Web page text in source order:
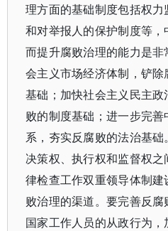
理方面的基础制度包括权
和对举报人的保护制度等
而提升腐败治理的能力是
会主义市场经济体制，铲
基础；加快社会主义民主
败的制度基础；进一步完
系，夯实反腐败的法治基
决策权、执行权和监督权
律检查工作双重领导体制
败治理的渠道。要完善反
国家工作人员的从政行为